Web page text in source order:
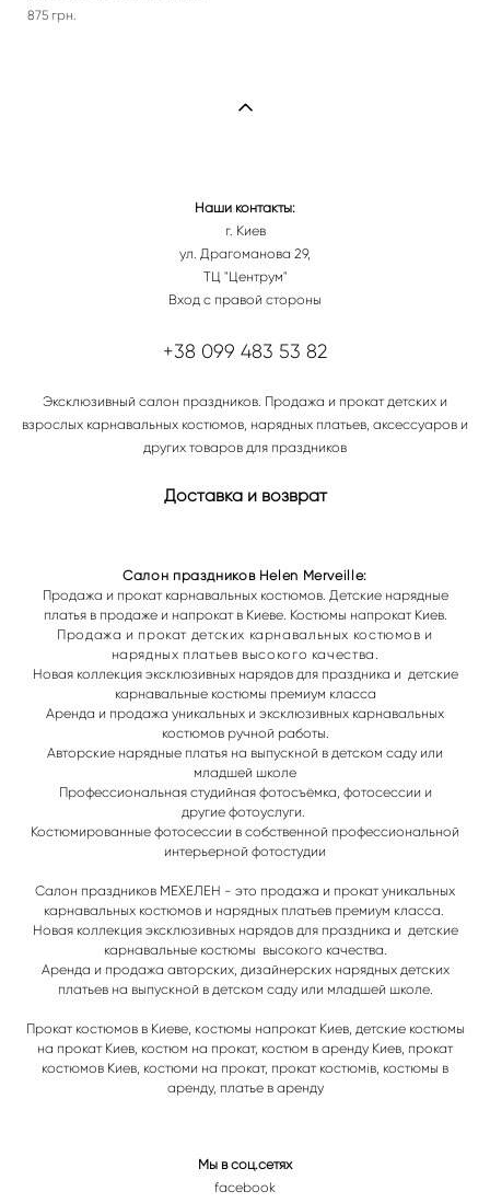
875 грн.
Наши контакты:
г. Киев
ул. Драгоманова 29,
ТЦ "Центрум"
Вход с правой стороны
+38 099 483 53 82
Эксклюзивный салон праздников. Продажа и прокат детских и
взрослых карнавальных костюмов, нарядных платьев, аксессуаров и
других товаров для праздников
Доставка и возврат
Салон праздников Helen Merveille:
Продажа и прокат карнавальных костюмов. Детские нарядные
платья в продаже и напрокат в Киеве. Костюмы напрокат Киев.
Продажа и прокат детских карнавальных костюмов и
нарядных платьев высокого качества.
Новая коллекция эксклюзивных нарядов для праздника и детские
карнавальные костюмы премиум класса
Аренда и продажа уникальных и эксклюзивных карнавальных
костюмов ручной работы.
Авторские нарядные платья на выпускной в детском саду или
младшей школе
Профессиональная студийная фотосъёмка, фотосессии и
другие фотоуслуги.
Костюмированные фотосессии в собственной профессиональной
интерьерной фотостудии
Салон праздников МЕХЕЛЕН - это продажа и прокат уникальных
карнавальных костюмов и нарядных платьев премиум класса.
Новая коллекция эксклюзивных нарядов для праздника и детские
карнавальные костюмы высокого качества.
Аренда и продажа авторских, дизайнерских нарядных детских
платьев на выпускной в детском саду или младшей школе.
Прокат костюмов в Киеве, костюмы напрокат Киев, детские костюмы
на прокат Киев, костюм на прокат, костюм в аренду Киев, прокат
костюмов Киев, костюми на прокат, прокат костюмів, костюмы в
аренду, платье в аренду
Мы в соц.сетях
facebook